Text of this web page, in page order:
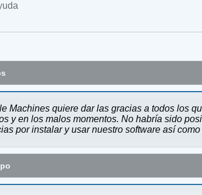
Machines quiere dar las gracias a todos los
y en los malos momentos. No habría sido
por instalar y usar nuestro software así